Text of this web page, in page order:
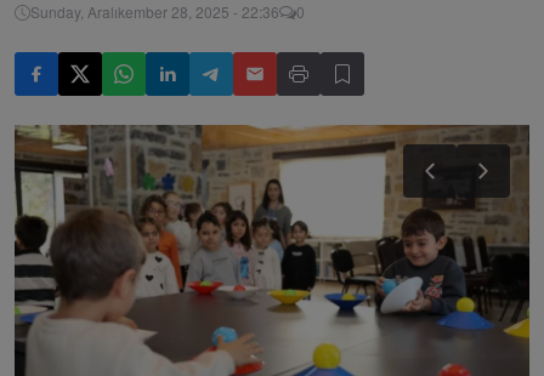
Sunday, Aralıkember 28, 2025 - 22:36 0